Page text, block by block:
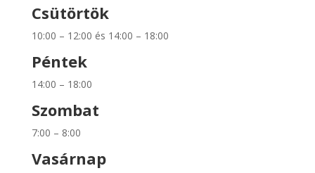
Csütörtök
10:00 – 12:00 és 14:00 – 18:00
Péntek
14:00 – 18:00
Szombat
7:00 – 8:00
Vasárnap